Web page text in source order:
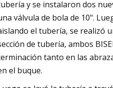
y se instalaron dos
válvula de bola de 10".
el tubería, se realizó
de tubería, ambos
tanto en las
el buque.